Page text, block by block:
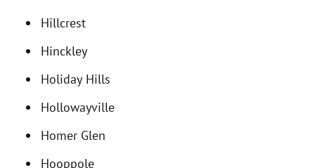
Hillcrest
Hinckley
Holiday Hills
Hollowayville
Homer Glen
Hooppole